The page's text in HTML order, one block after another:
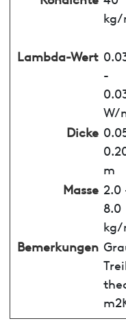
kg/
Lambda-Wert
-
W/
Dicke
m
Masse 2.0
8.0
kg/
Bemerkungen